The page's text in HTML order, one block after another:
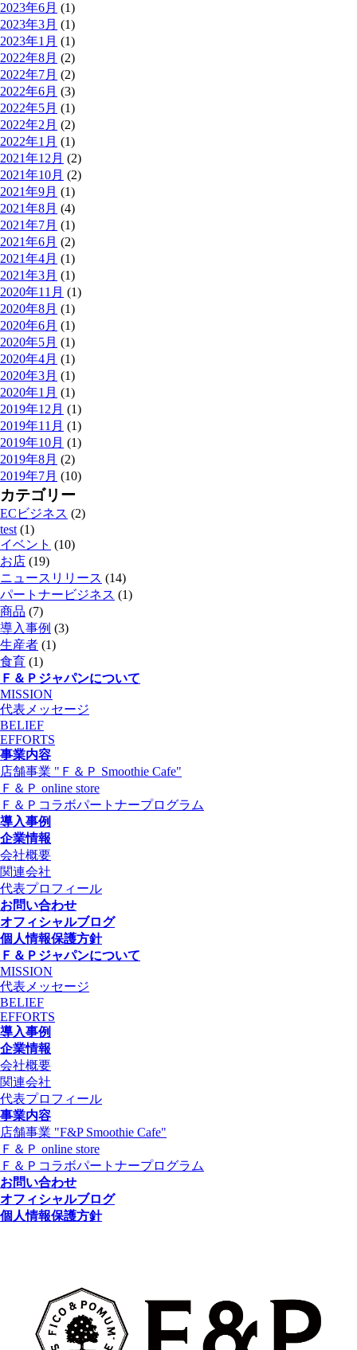
2023年6月 (1)
2023年3月 (1)
2023年1月 (1)
2022年8月 (2)
2022年7月 (2)
2022年6月 (3)
2022年5月 (1)
2022年2月 (2)
2022年1月 (1)
2021年12月 (2)
2021年10月 (2)
2021年9月 (1)
2021年8月 (4)
2021年7月 (1)
2021年6月 (2)
2021年4月 (1)
2021年3月 (1)
2020年11月 (1)
2020年8月 (1)
2020年6月 (1)
2020年5月 (1)
2020年4月 (1)
2020年3月 (1)
2020年1月 (1)
2019年12月 (1)
2019年11月 (1)
2019年10月 (1)
2019年8月 (2)
2019年7月 (10)
カテゴリー
ECビジネス (2)
test (1)
イベント (10)
お店 (19)
ニュースリリース (14)
パートナービジネス (1)
商品 (7)
導入事例 (3)
生産者 (1)
食育 (1)
Ｆ＆Ｐジャパンについて
MISSION
代表メッセージ
BELIEF
EFFORTS
事業内容
店舗事業 "Ｆ＆Ｐ Smoothie Cafe"
Ｆ＆Ｐ online store
Ｆ＆Ｐコラボパートナープログラム
導入事例
企業情報
会社概要
関連会社
代表プロフィール
お問い合わせ
オフィシャルブログ
個人情報保護方針
Ｆ＆Ｐジャパンについて
MISSION
代表メッセージ
BELIEF
EFFORTS
導入事例
企業情報
会社概要
関連会社
代表プロフィール
事業内容
店舗事業 "F&P Smoothie Cafe"
Ｆ＆Ｐ online store
Ｆ＆Ｐコラボパートナープログラム
お問い合わせ
オフィシャルブログ
個人情報保護方針